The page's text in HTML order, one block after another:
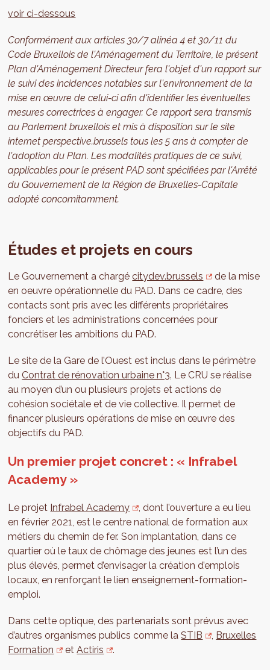
voir ci-dessous
Conformément aux articles 30/7 alinéa 4 et 30/11 du
Code Bruxellois de l'Aménagement du Territoire, le présent
Plan d'Aménagement Directeur fera l'objet d'un rapport sur
le suivi des incidences notables sur l'environnement de la
mise en œuvre de celui-ci afin d'identifier les éventuelles
mesures correctrices à engager. Ce rapport sera transmis
au Parlement bruxellois et mis à disposition sur le site
internet perspective.brussels tous les 5 ans à compter de
l'adoption du Plan. Les modalités pratiques de ce suivi,
applicables pour le présent PAD sont spécifiées par l'Arrêté
du Gouvernement de la Région de Bruxelles-Capitale
adopté concomitamment.
Études et projets en cours
Le Gouvernement a chargécitydev.brussels
de la mise
en oeuvre opérationnelle du PAD. Dans ce cadre, des
contacts sont pris avec les différents propriétaires
fonciers et les administrations concernées pour
concrétiser les ambitions du PAD.
Le site de la Gare de l’Ouest est inclus dans le périmètre
duContrat de rénovation urbaine n°3. Le CRU se réalise
au moyen d’un ou plusieurs projets et actions de
cohésion sociétale et de vie collective. Il permet de
financer plusieurs opérations de mise en œuvre des
objectifs du PAD.
Un premier projet concret : « Infrabel
Academy »
Le projet Infrabel Academy
, dont l’ouverture a eu lieu
en février 2021, est le centre national de formation aux
métiers du chemin de fer. Son implantation, dans ce
quartier où le taux de chômage des jeunes est l’un des
plus élevés, permet d’envisager la création d’emplois
locaux, en renforçant le lien enseignement-formation-
emploi.
Dans cette optique, des partenariats sont prévus avec
d’autres organismes publics comme laSTIB , Bruxelles
Formation
etActiris .